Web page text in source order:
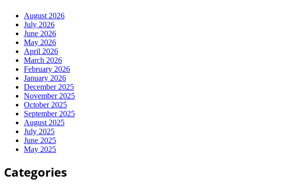
August 2026
July 2026
June 2026
May 2026
April 2026
March 2026
February 2026
January 2026
December 2025
November 2025
October 2025
September 2025
August 2025
July 2025
June 2025
May 2025
Categories